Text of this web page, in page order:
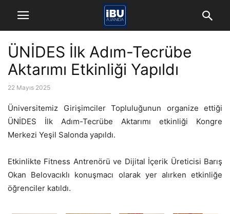
ÜNİDES İlk Adım-Tecrübe
Aktarımı Etkinliği Yapıldı
22 Mayıs 2025
Üniversitemiz Girişimciler Topluluğunun organize ettiği
ÜNİDES İlk Adım-Tecrübe Aktarımı etkinliği Kongre
Merkezi Yeşil Salonda yapıldı.
Etkinlikte Fitness Antrenörü ve Dijital İçerik Üreticisi Barış
Okan Belovacıklı konuşmacı olarak yer alırken etkinliğe
öğrenciler katıldı.